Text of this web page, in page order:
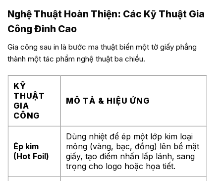
Nghệ Thuật Hoàn Thiện: Các Kỹ Thuật Gia
Công Đỉnh Cao
Gia công sau in là bước ma thuật biến một tờ giấy phẳng
thành một tác phẩm nghệ thuật ba chiều.
KỸ
THUẬT
GIA
CÔNG
MÔ TẢ & HIỆU ỨNG
Ép kim
(Hot Foil)
Dùng nhiệt để ép một lớp kim loại
mỏng (vàng, bạc, đồng) lên bề mặt
giấy, tạo điểm nhấn lấp lánh, sang
trọng cho logo hoặc họa tiết.